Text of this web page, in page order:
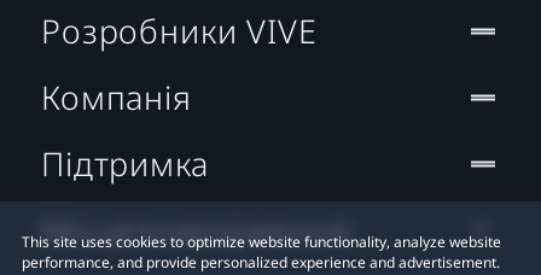
This site uses cookies to optimize website functionality, analyze website
performance, and provide personalized experience and advertisement.
Розробники VIVE
Компанія
Підтримка
Місцезнаходження: